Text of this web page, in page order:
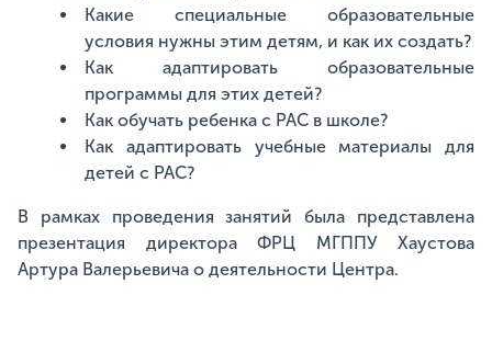
Какие специальные образовательные
условия нужны этим детям, и как их создать?
Как адаптировать образовательные
программы для этих детей?
Как обучать ребенка с РАС в школе?
Как адаптировать учебные материалы для
детей с РАС?
В рамках проведения занятий была представлена
презентация директора ФРЦ МГППУ Хаустова
Артура Валерьевича о деятельности Центра.